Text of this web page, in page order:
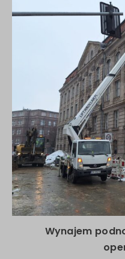
Wynajem